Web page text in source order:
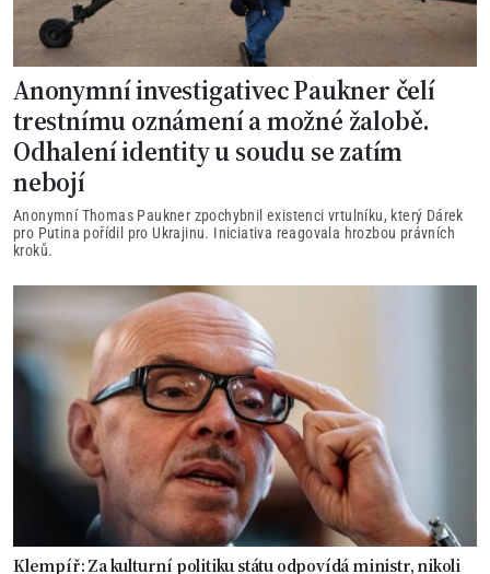
Anonymní investigativec Paukner čelí
trestnímu oznámení a možné žalobě.
Odhalení identity u soudu se zatím
nebojí
Anonymní Thomas Paukner zpochybnil existenci vrtulníku, který Dárek
pro Putina pořídil pro Ukrajinu. Iniciativa reagovala hrozbou právních
kroků.
Klempíř: Za kulturní politiku státu odpovídá ministr, nikoli